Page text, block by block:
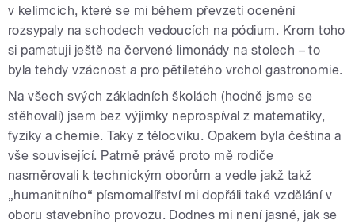
v kelímcích, které se mi během převzetí ocenění
rozsypaly na schodech vedoucích na pódium. Krom toho
si pamatuji ještě na červené limonády na stolech – to
byla tehdy vzácnost a pro pětiletého vrchol gastronomie.
Na všech svých základních školách (hodně jsme se
stěhovali) jsem bez výjimky neprospíval z matematiky,
fyziky a chemie. Taky z tělocviku. Opakem byla čeština a
vše související. Patrně právě proto mě rodiče
nasměrovali k technickým oborům a vedle jakž takž
„humanitního“ písmomalířství mi dopřáli také vzdělání v
oboru stavebního provozu. Dodnes mi není jasné, jak se